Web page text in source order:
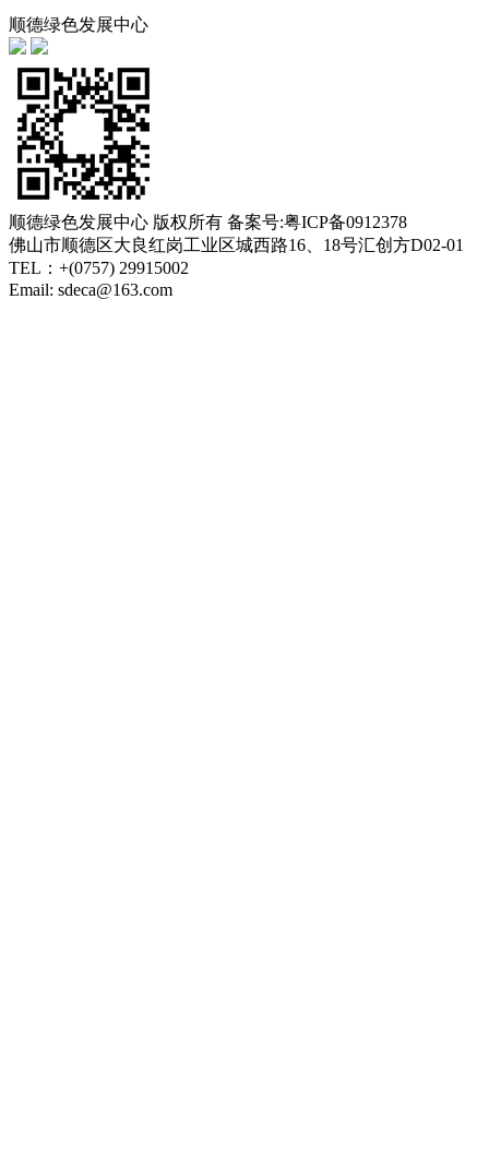
顺德绿色发展中心
顺德绿色发展中心 版权所有 备案号:粤ICP备0912378
佛山市顺德区大良红岗工业区城西路16、18号汇创方D02-01
TEL：+(0757) 29915002
Email: sdeca@163.com